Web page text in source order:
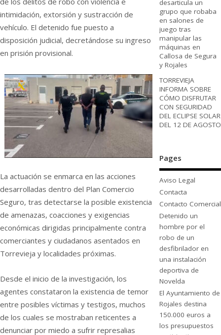
intimidación, extorsión y sustracción de
vehículo. El detenido fue puesto a
disposición judicial, decretándose su ingreso
en prisión provisional.
La actuación se enmarca en las acciones
desarrolladas dentro del Plan Comercio
Seguro, tras detectarse la posible existencia
de amenazas, coacciones y exigencias
económicas dirigidas principalmente contra
comerciantes y ciudadanos asentados en
Torrevieja y localidades próximas.
Desde el inicio de la investigación, los
agentes constataron la existencia de temor
entre posibles víctimas y testigos, muchos
de los cuales se mostraban reticentes a
denunciar por miedo a sufrir represalias
desarticula un
grupo que robaba
en salones de
juego tras
manipular las
máquinas en
Callosa de Segura
y Rojales
TORREVIEJA
INFORMA SOBRE
CÓMO DISFRUTAR
CON SEGURIDAD
DEL ECLIPSE SOLAR
DEL 12 DE AGOSTO
Pages
Aviso Legal
Contacta
Contacto Comercial
Detenido un
hombre por el
robo de un
desfibrilador en
una instalación
deportiva de
Novelda
El Ayuntamiento de
Rojales destina
150.000 euros a
los presupuestos